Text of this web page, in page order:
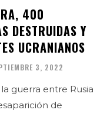
400
DESTRUIDAS Y
UCRANIANOS
3, 2022
guerra entre Rusia
de